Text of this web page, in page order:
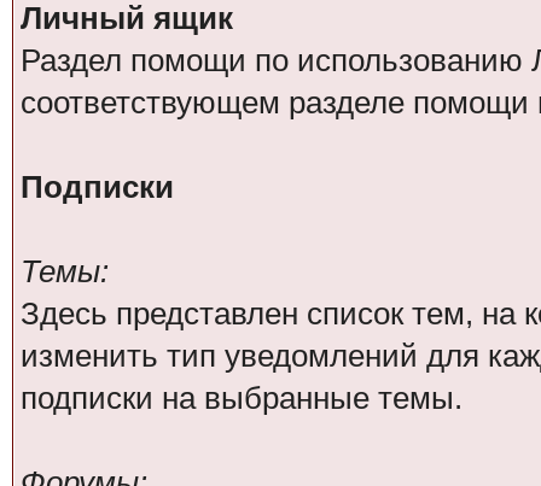
Личный ящик
Раздел помощи по использованию
соответствующем разделе
Подписки
Темы:
Здесь представлен список тем,
изменить тип уведомлений для
подписки на выбранные темы.